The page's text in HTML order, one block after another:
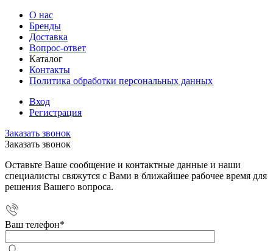
О нас
Бренды
Доставка
Вопрос-ответ
Каталог
Контакты
Политика обработки персональных данных
Вход
Регистрация
Заказать звонок
Заказать звонок
Оставьте Ваше сообщение и контактные данные и наши
специалисты свяжутся с Вами в ближайшее рабочее время для
решения Вашего вопроса.
Ваш телефон*